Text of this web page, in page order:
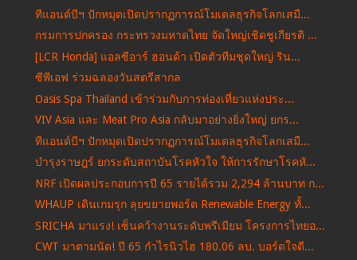
ทีแอนด์บีฯ ปักหมุดเปิดปรากฏการณ์โมเดลธุรกิจโลกเสมื...
กรมการปกครอง กระทรวงมหาดไทย จัดใหญ่เชิดชูเกียรติ ...
[LCR Honda] แอลซีอาร์ ฮอนด้า เปิดตัวทีมชุดใหญ่ ริน...
ซีพีเอฟ ร่วมฉลองวันสตรีสากล
Oasis Spa Thailand เข้าร่วมกับการท่องเที่ยวแห่งประ...
VIV Asia และ Meat Pro Asia กลับมาอย่างยิ่งใหญ่ ยกร...
ทีแอนด์บีฯ ปักหมุดเปิดปรากฏการณ์โมเดลธุรกิจโลกเสมื...
บำรุงราษฎร์ ยกระดับสถาบันโรคหัวใจ ให้การรักษาโรคหั...
NRF เปิดผลประกอบการปี 65 รายได้รวม 2,294 ล้านบาท ก...
WHAUP เดินเกมรุก ลุยขยายพอร์ต Renewable Energy ทั้...
SRICHA มาแรง! เซ็นคว้างานระดับพรีเมียม โครงการไทยอ...
CWT มาตามนัด! ปี 65 กำไรนิวไฮ 180.06 ลบ. บอร์ดใจดี...